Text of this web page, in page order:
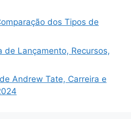
dos Tipos de
de Lançamento, Recursos,
Andrew Tate, Carreira e